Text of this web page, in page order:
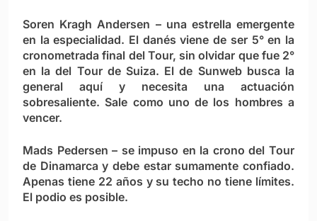
Soren Kragh Andersen – una estrella emergente
en la especialidad. El danés viene de ser 5° en la
cronometrada final del Tour, sin olvidar que fue 2°
en la del Tour de Suiza. El de Sunweb busca la
general aquí y necesita una actuación
sobresaliente. Sale como uno de los hombres a
vencer.
Mads Pedersen – se impuso en la crono del Tour
de Dinamarca y debe estar sumamente confiado.
Apenas tiene 22 años y su techo no tiene límites.
El podio es posible.